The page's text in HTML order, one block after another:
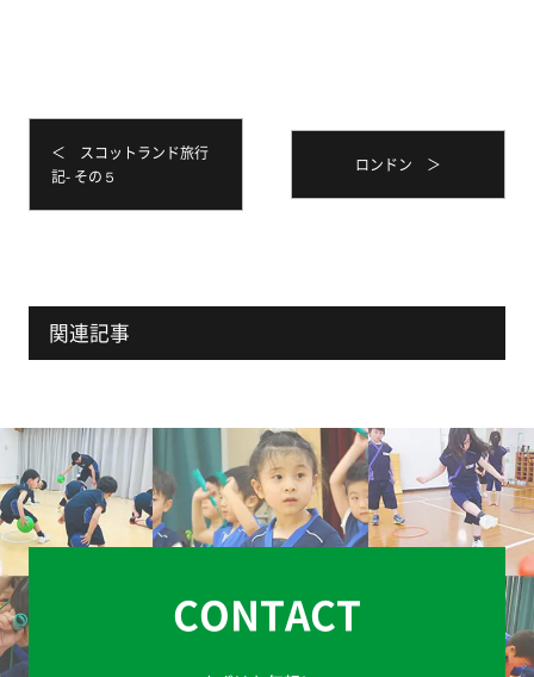
＜ スコットランド旅行
記- その５
ロンドン ＞
関連記事
CONTACT